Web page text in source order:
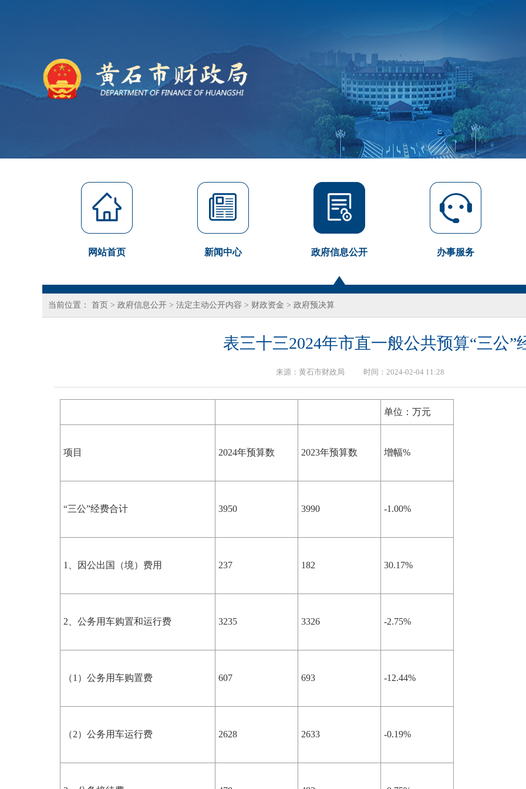
网站首页 新闻中心 政府信息公开 办事服务
当前位置： 首页 > 政府信息公开 > 法定主动公开内容 > 财政资金 > 政府预决算
表三十三2024年市直一般公共预算“三公”
来源： 黄石市财政局 时间：2024-02-04 11:28
单位：万元
项目 2024年预算数 2023年预算数 增幅%
“三公”经费合计 3950 3990 -1.00%
1、因公出国（境）费用 237 182 30.17%
2、公务用车购置和运行费 3235 3326 -2.75%
（1）公务用车购置费 607 693 -12.44%
（2）公务用车运行费 2628 2633 -0.19%